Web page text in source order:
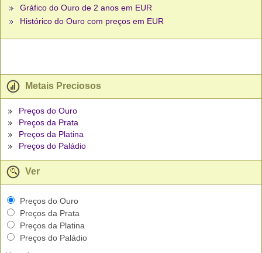
Gráfico do Ouro de 2 anos em EUR
Histórico do Ouro com preços em EUR
Metais Preciosos
Preços do Ouro
Preços da Prata
Preços da Platina
Preços do Paládio
Ver
Preços do Ouro
Preços da Prata
Preços da Platina
Preços do Paládio